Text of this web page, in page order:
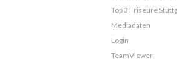
Top 3 Friseure
Mediadaten
Login
TeamViewer